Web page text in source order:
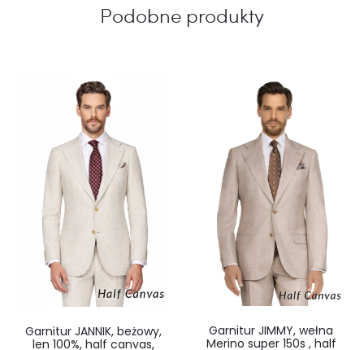
Podobne produkty
Garnitur JANNIK, beżowy,
len 100%, half canvas,
Garnitur JIMMY, wełna
Merino super 150s , half